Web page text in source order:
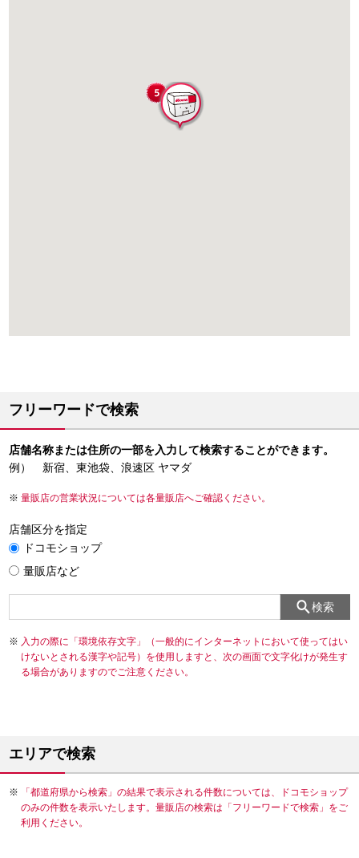
フリーワードで検索
店舗名称または住所の一部を入力して検索することができます。
例） 新宿、東池袋、浪速区 ヤマダ
量販店の営業状況については各量販店へご確認ください。
店舗区分を指定
ドコモショップ
量販店など
検索
入力の際に「環境依存文字」（一般的にインターネットにおいて使ってはい
けないとされる漢字や記号）を使用しますと、次の画面で文字化けが発生す
る場合がありますのでご注意ください。
エリアで検索
「都道府県から検索」の結果で表示される件数については、ドコモショップ
のみの件数を表示いたします。量販店の検索は「フリーワードで検索」をご
利用ください。